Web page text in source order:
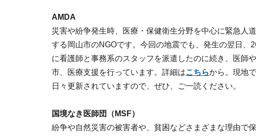
AMDA
災害や紛争発生時、医療・保健衛生分野を中心に緊急人
する岡山市のNGOです。今回の地震でも、発生の翌日、
に看護師と事務系のスタッフを派遣したのに続き、医師
市、医療支援を行っています。詳細はこちらから。現地
日々更新されていますので、ぜひ、ご一読ください。
国境なき医師団（MSF）
紛争や自然災害の被害者や、貧困などさまざまな理由で